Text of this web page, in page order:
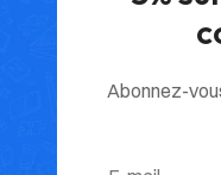
Abonnez-